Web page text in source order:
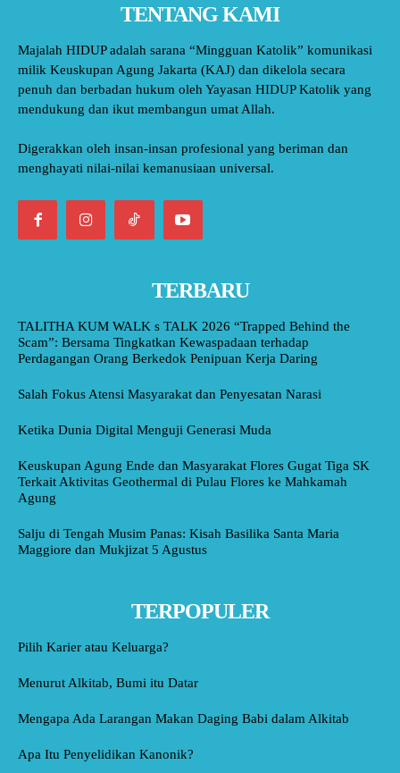
TENTANG KAMI
Majalah HIDUP adalah sarana “Mingguan Katolik” komunikasi
milik Keuskupan Agung Jakarta (KAJ) dan dikelola secara
penuh dan berbadan hukum oleh Yayasan HIDUP Katolik yang
mendukung dan ikut membangun umat Allah.
Digerakkan oleh insan-insan profesional yang beriman dan
menghayati nilai-nilai kemanusiaan universal.
TERBARU
TALITHA KUM WALK s TALK 2026 “Trapped Behind the
Scam”: Bersama Tingkatkan Kewaspadaan terhadap
Perdagangan Orang Berkedok Penipuan Kerja Daring
Salah Fokus Atensi Masyarakat dan Penyesatan Narasi
Ketika Dunia Digital Menguji Generasi Muda
Keuskupan Agung Ende dan Masyarakat Flores Gugat Tiga SK
Terkait Aktivitas Geothermal di Pulau Flores ke Mahkamah
Agung
Salju di Tengah Musim Panas: Kisah Basilika Santa Maria
Maggiore dan Mukjizat 5 Agustus
TERPOPULER
Pilih Karier atau Keluarga?
Menurut Alkitab, Bumi itu Datar
Mengapa Ada Larangan Makan Daging Babi dalam Alkitab
Apa Itu Penyelidikan Kanonik?